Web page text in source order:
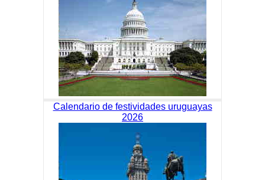
Calendario de festividades uruguayas
2026